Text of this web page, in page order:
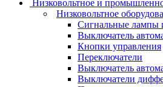
Низковольтное и
Низковольтное
Сигнальные лампы
Выключатель
Кнопки управления
Переключатели
Выключатель
Выключатели